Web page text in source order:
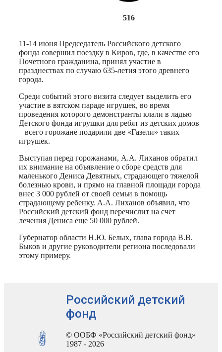
516
11-14 июня Председатель Российского детского
фонда совершил поездку в Киров, где, в качестве его
Почетного гражданина, принял участие в
празднествах по случаю 635-летия этого древнего
города.
Среди событий этого визита следует выделить его
участие в вятском параде игрушек, во время
проведения которого демонстранты клали в ладью
Детского фонда игрушки для ребят из детских домов
– всего горожане подарили две «Газели» таких
игрушек.
Выступая перед горожанами, А.А. Лиханов обратил
их внимание на объявление о сборе средств для
маленького Дениса Девятных, страдающего тяжелой
болезнью крови, и прямо на главной площади города
внес 3 000 рублей от своей семьи в помощь
страдающему ребенку. А.А. Лиханов объявил, что
Российский детский фонд перечислит на счет
лечения Дениса еще 50 000 рублей.
Губернатор области Н.Ю. Белых, глава города В.В.
Быков и другие руководители региона последовали
этому примеру.
Российский детский
фонд
© ООБФ «Российский детский фонд»
1987 - 2026